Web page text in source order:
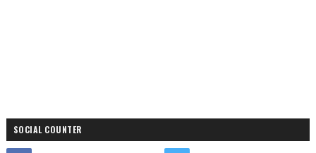
SOCIAL COUNTER